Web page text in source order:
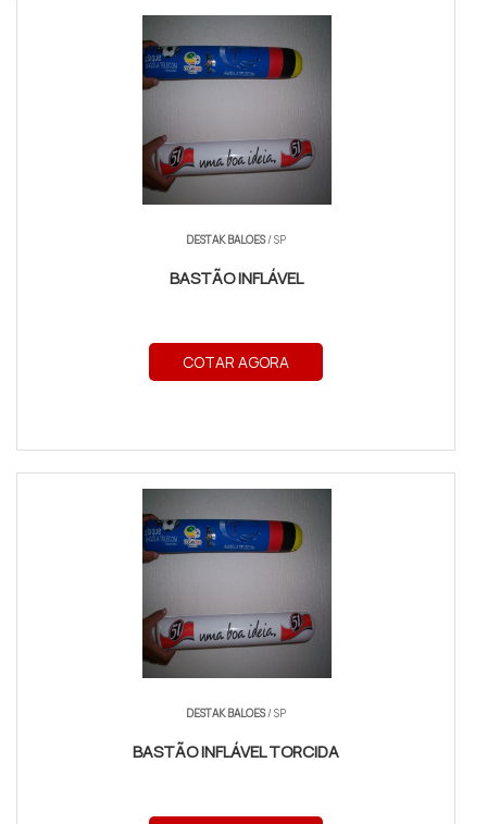
DESTAK BALOES/ SP
BASTÃO INFLÁVEL
COTAR AGORA
DESTAK BALOES/ SP
BASTÃO INFLÁVEL TORCIDA